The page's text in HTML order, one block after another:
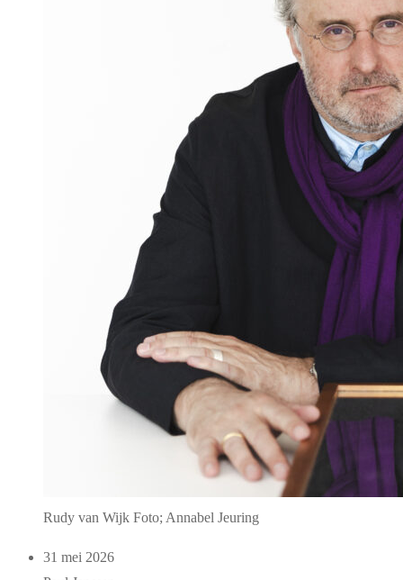
Rudy van Wijk Foto; Annabel Jeuring
31 mei 2026